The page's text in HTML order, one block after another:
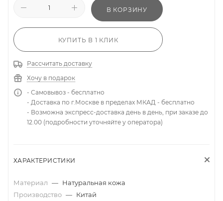
В КОРЗИНУ
КУПИТЬ В 1 КЛИК
Рассчитать доставку
Хочу в подарок
- Самовывоз - бесплатно
- Доставка по г.Москве в пределах МКАД - бесплатно
- Возможна экспресс-доставка день в день, при заказе до
12.00 (подробности уточняйте у оператора)
ХАРАКТЕРИСТИКИ
Материал — Натуральная кожа
Производство — Китай